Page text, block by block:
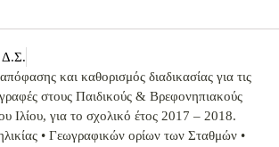
Δ.Σ.
και καθορισμός διαδικασίας για τις
στους Παιδικούς & Βρεφονηπιακούς
Ιλίου, για το σχολικό έτος 2017 – 2018.
• Γεωγραφικών ορίων των Σταθμών •